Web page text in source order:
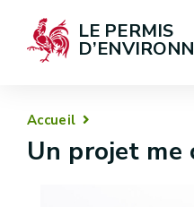
LE PERMIS
Accueil
Un projet me